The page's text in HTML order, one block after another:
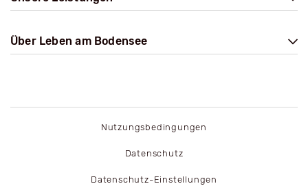
Über Leben am Bodensee
Nutzungsbedingungen
Datenschutz
Datenschutz-Einstellungen